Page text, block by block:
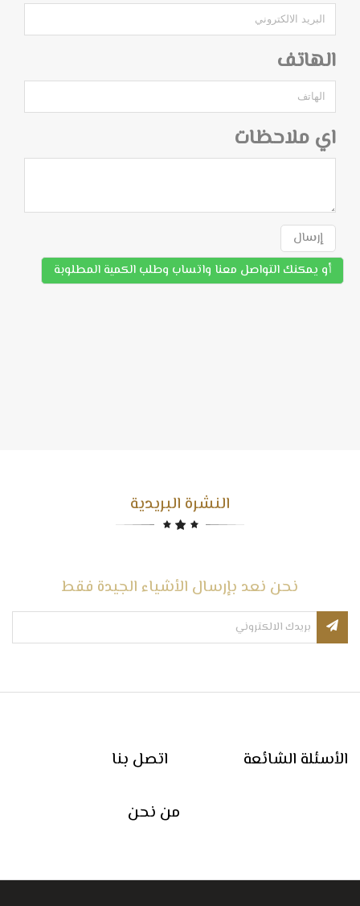
الهاتف
اي ملاحظات
إرسال
أو يمكنك التواصل معنا واتساب وطلب الكمية المطلوبة
النشرة البريدية
نحن نعد بإرسال الأشياء الجيدة فقط
اتصل بنا الأسئلة الشائعة
من نحن